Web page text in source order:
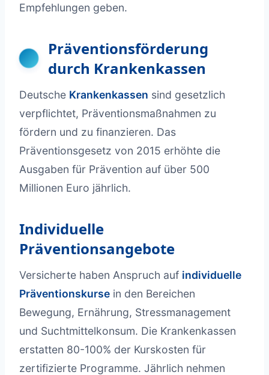
Empfehlungen geben.
Präventionsförderung
durch Krankenkassen
Deutsche Krankenkassen sind gesetzlich
verpflichtet, Präventionsmaßnahmen zu
fördern und zu finanzieren. Das
Präventionsgesetz von 2015 erhöhte die
Ausgaben für Prävention auf über 500
Millionen Euro jährlich.
Individuelle
Präventionsangebote
Versicherte haben Anspruch auf individuelle
Präventionskurse in den Bereichen
Bewegung, Ernährung, Stressmanagement
und Suchtmittelkonsum. Die Krankenkassen
erstatten 80-100% der Kurskosten für
zertifizierte Programme. Jährlich nehmen